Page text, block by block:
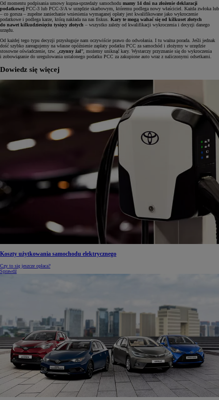
Od momentu podpisania umowy kupna-sprzedaży samochodu mamy 14 dni na złożenie deklaracji
podatkowej PCC-3 lub PCC-3/A w urzędzie skarbowym, któremu podlega nowy właściciel. Każda zwłoka lub
– co gorsza – zupełne zaniechanie wniesienia wymaganej opłaty jest kwalifikowane jako wykroczenie
podatkowe i podlega karze, którą nakłada na nas fiskus. Kary te mogą wahać się od kilkuset złotych
do nawet kilkudziesięciu tysięcy złotych – wszystko zależy od kwalifikacji wykroczenia i decyzji danego
urzędu.
Od każdej tego typu decyzji przysługuje nam oczywiście prawo do odwołania. I tu ważna porada. Jeśli jednak
dość szybko zareagujemy na własne opóźnienie zapłaty podatku PCC za samochód i złożymy w urzędzie
stosowne oświadczenie, tzw. „czynny żal”, możemy uniknąć kary. Wystarczy przyznanie się do wykroczenia
i zobowiązanie do uregulowania ustalonego podatku PCC za zakupione auto wraz z naliczonymi odsetkami.
Dowiedz się więcej
Koszty użytkowania samochodu elektrycznego
Czy to się jeszcze opłaca?
Sprawdź